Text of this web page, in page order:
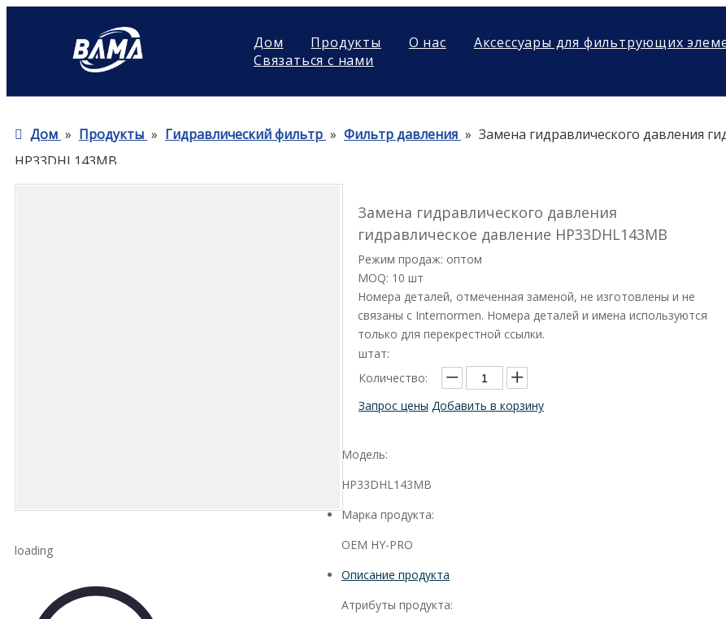
Дом Продукты О нас Аксессуары для фильтрующих
Связаться с нами
Дом » Продукты » Гидравлический фильтр » Фильтр давления » Замена гидравлического давления
HP33DHL143MB
loading
Замена гидравлического давления
гидравлическое давление HP33DHL143MB
Режим продаж: оптом
MOQ: 10 шт
Номера деталей, отмеченная заменой, не изготовлены и не
связаны с Internormen. Номера деталей и имена используются
только для перекрестной ссылки.
штат:
Количество:
Запрос цены Добавить в корзину
Модель:
HP33DHL143MB
Марка продукта:
OEM HY-PRO
Описание продукта
Атрибуты продукта: